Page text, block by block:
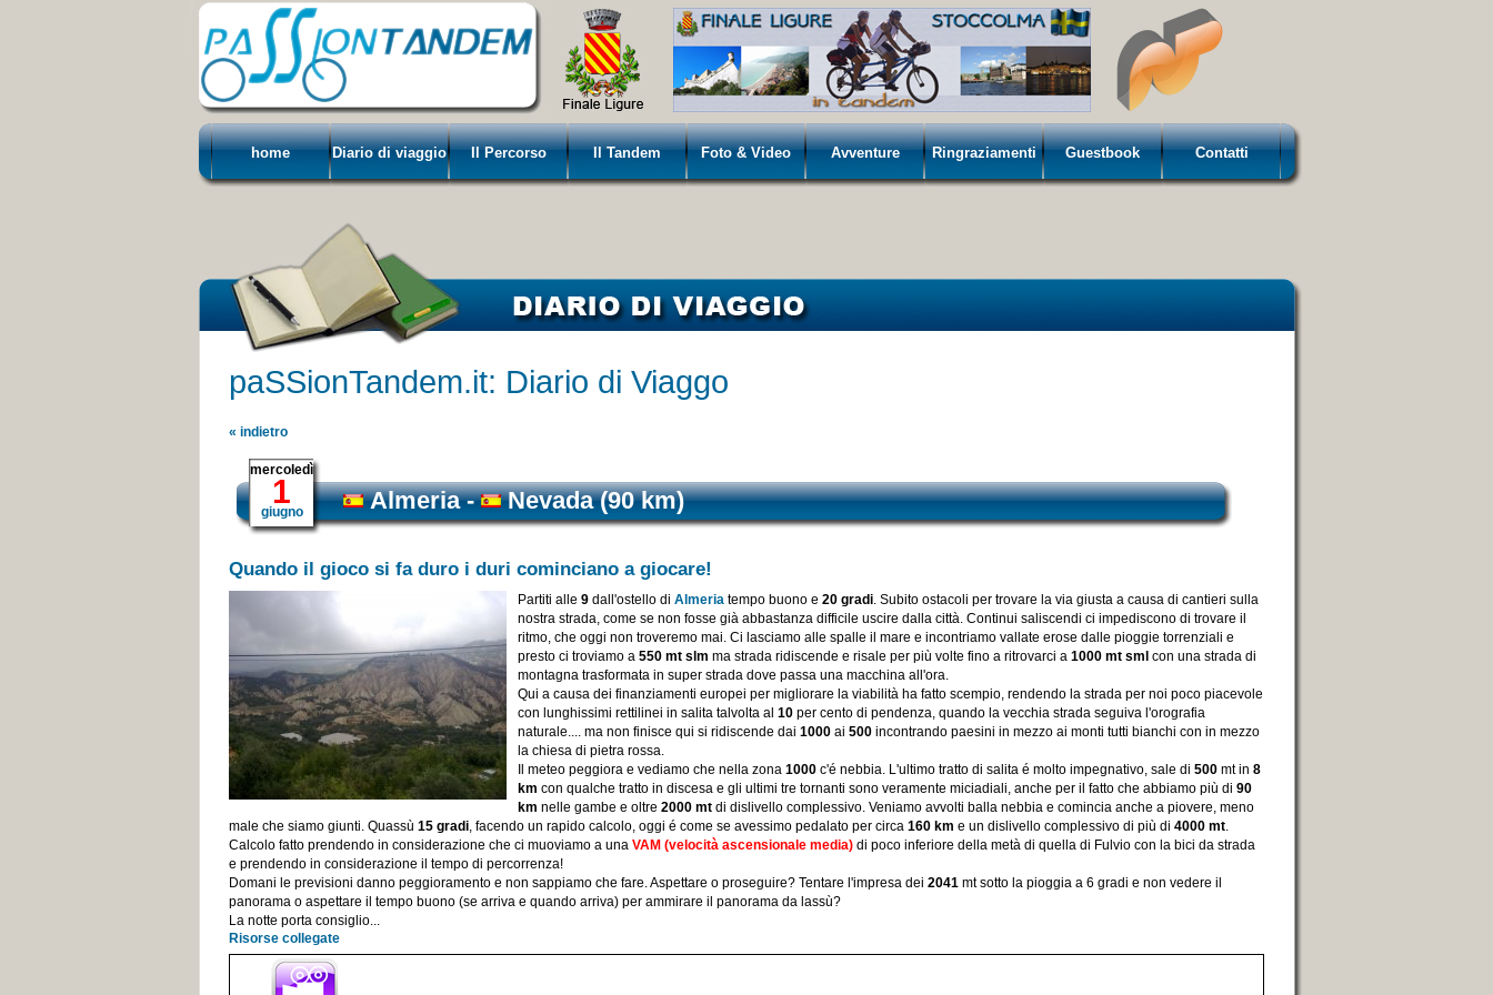
home Diario di viaggio Il Percorso Il Tandem Foto & Video Avventure Ringraziamenti Guestbook Contatti
paSSionTandem.it: Diario di Viaggo
« indietro
mercoledì
1
giugno Almeria- Nevada(90 km)
Quando il gioco si fa duro i duri cominciano a giocare!
Partiti alle 9 dall'ostello di Almeria tempo buono e 20 gradi. Subito ostacoli per trovare la via giusta a causa di cantieri sulla
nostra strada, come se non fosse già abbastanza difficile uscire dalla città. Continui saliscendi ci impediscono di trovare il
ritmo, che oggi non troveremo mai. Ci lasciamo alle spalle il mare e incontriamo vallate erose dalle pioggie torrenziali e
presto ci troviamo a 550 mt slm ma strada ridiscende e risale per più volte fino a ritrovarci a 1000 mt sml con una strada di
montagna trasformata in super strada dove passa una macchina all'ora.
Qui a causa dei finanziamenti europei per migliorare la viabilità ha fatto scempio, rendendo la strada per noi poco piacevole
con lunghissimi rettilinei in salita talvolta al 10 per cento di pendenza, quando la vecchia strada seguiva l'orografia
naturale.... ma non finisce qui si ridiscende dai 1000 ai 500 incontrando paesini in mezzo ai monti tutti bianchi con in mezzo
la chiesa di pietra rossa.
Il meteo peggiora e vediamo che nella zona 1000 c'é nebbia. L'ultimo tratto di salita é molto impegnativo, sale di 500 mt in 8
km con qualche tratto in discesa e gli ultimi tre tornanti sono veramente miciadiali, anche per il fatto che abbiamo più di 90
km nelle gambe e oltre 2000 mt di dislivello complessivo. Veniamo avvolti balla nebbia e comincia anche a piovere, meno
male che siamo giunti. Quassù 15 gradi, facendo un rapido calcolo, oggi é come se avessimo pedalato per circa 160 km e un dislivello complessivo di più di 4000 mt.
Calcolo fatto prendendo in considerazione che ci muoviamo a una VAM (velocità ascensionale media) di poco inferiore della metà di quella di Fulvio con la bici da strada
e prendendo in considerazione il tempo di percorrenza!
Domani le previsioni danno peggioramento e non sappiamo che fare. Aspettare o proseguire? Tentare l'impresa dei 2041 mt sotto la pioggia a 6 gradi e non vedere il
panorama o aspettare il tempo buono (se arriva e quando arriva) per ammirare il panorama da lassù?
La notte porta consiglio...
Risorse collegate